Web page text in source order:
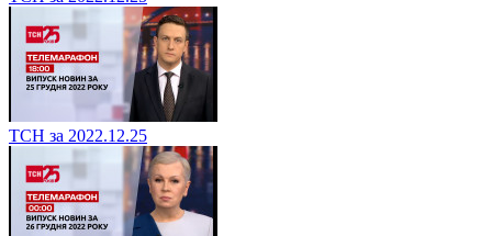
ТСН за 2022.12.25